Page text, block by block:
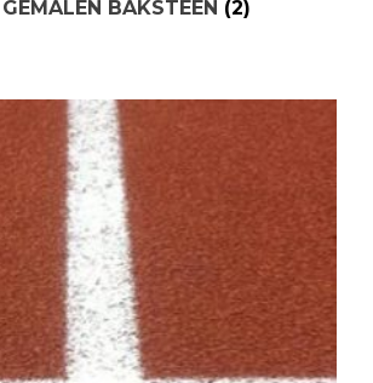
BAKSTEEN (2)